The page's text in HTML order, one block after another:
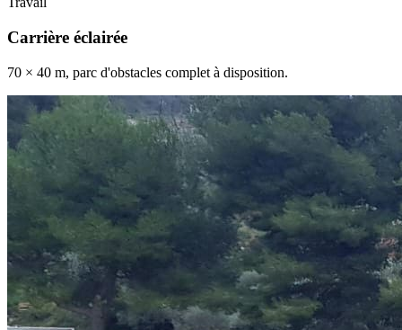
Carrière éclairée
70 × 40 m, parc d'obstacles complet à disposition.